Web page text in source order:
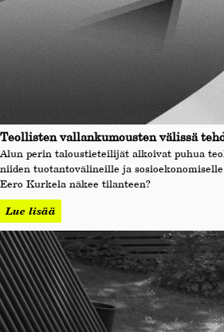
Teollisten vallankumousten välissä
Alun perin taloustieteilijät alkoivat puhua
niiden tuotantovälineille ja
Eero Kurkela näkee tilanteen?
Lue lisää